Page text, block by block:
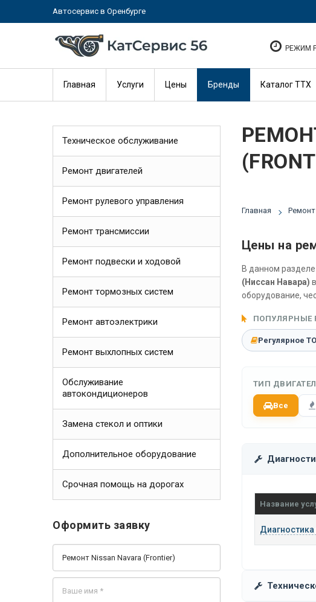
Автосервис в Оренбурге
РЕЖИМ
Главная Услуги Цены Бренды Каталог ТТХ
Главная
Цены на
В данном
(Ниссан Навара)
оборудование,
ПОПУЛЯРНЫЕ
Регулярное ТО
ТИП
Все
Название
Диагностика
Техническое обслуживание
Ремонт двигателей
Ремонт рулевого управления
Ремонт трансмиссии
Ремонт подвески и ходовой
Ремонт тормозных систем
Ремонт автоэлектрики
Ремонт выхлопных систем
Обслуживание
автокондиционеров
Замена стекол и оптики
Дополнительное оборудование
Срочная помощь на дорогах
Оформить заявку